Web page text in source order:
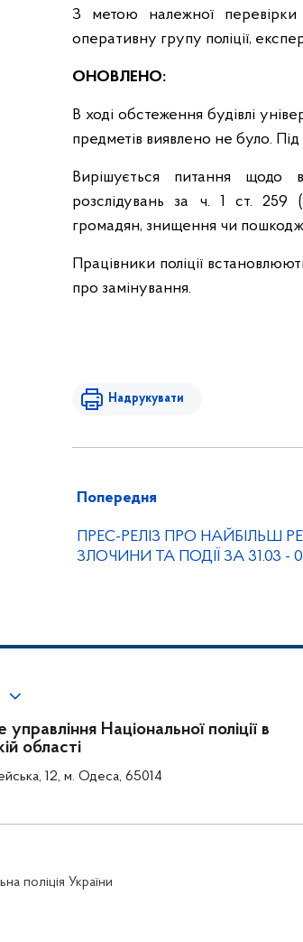
З метою належної перевірки
оперативну групу поліції,
ОНОВЛЕНО:
В ході обстеження будівлі
предметів виявлено не було.
Вирішується питання щодо
розслідувань за ч. 1 ст. 259
громадян, знищення чи
Працівники поліції
про замінування.
Надрукувати
Попередня
ПРЕС-РЕЛІЗ ПРО НАЙБІЛЬШ
ЗЛОЧИНИ ТА ПОДІЇ ЗА 31.03 -
управління Національної поліції в
області
12, м. Одеса, 65014
поліція України